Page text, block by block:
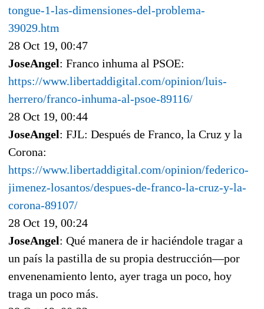
tongue-1-las-dimensiones-del-problema-
39029.htm
28 Oct 19, 00:47
JoseAngel: Franco inhuma al PSOE:
https://www.libertaddigital.com/opinion/luis-
herrero/franco-inhuma-al-psoe-89116/
28 Oct 19, 00:44
JoseAngel: FJL: Después de Franco, la Cruz y la
Corona:
https://www.libertaddigital.com/opinion/federico-
jimenez-losantos/despues-de-franco-la-cruz-y-la-
corona-89107/
28 Oct 19, 00:24
JoseAngel: Qué manera de ir haciéndole tragar a
un país la pastilla de su propia destrucción—por
envenenamiento lento, ayer traga un poco, hoy
traga un poco más.